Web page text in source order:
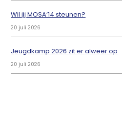
Wil jij MOSA’14 steunen?
20 juli 2026
Jeugdkamp 2026 zit er alweer op
20 juli 2026